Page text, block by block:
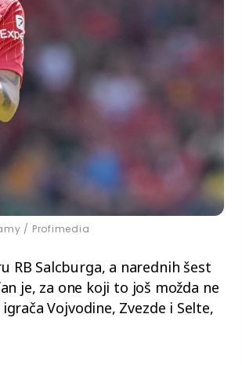
/ Profimedia
Salcburga, a narednih šest
je, za one koji to još možda ne
Vojvodine, Zvezde i Selte,